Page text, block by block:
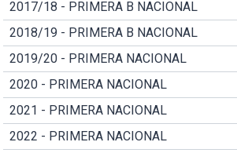
2017/18 - PRIMERA B NACIONAL
2018/19 - PRIMERA B NACIONAL
2019/20 - PRIMERA NACIONAL
2020 - PRIMERA NACIONAL
2021 - PRIMERA NACIONAL
2022 - PRIMERA NACIONAL